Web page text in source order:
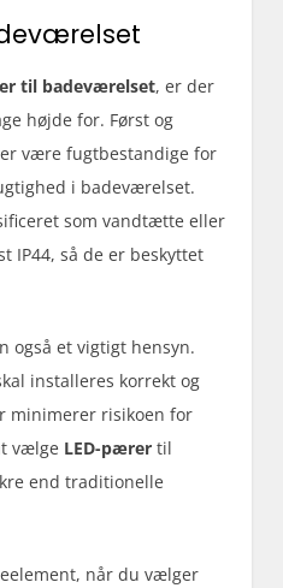
til badeværelset, er der
højde for. Først og
være fugtbestandige for
i badeværelset.
som vandtætte eller
IP44, så de er beskyttet
også et vigtigt hensyn.
installeres korrekt og
minimerer risikoen for
vælge LED-pærer til
end traditionelle
når du vælger